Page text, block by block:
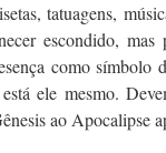
tatuagens,
escondido,
como símbolo
ele mesmo.
ao Apocalipse